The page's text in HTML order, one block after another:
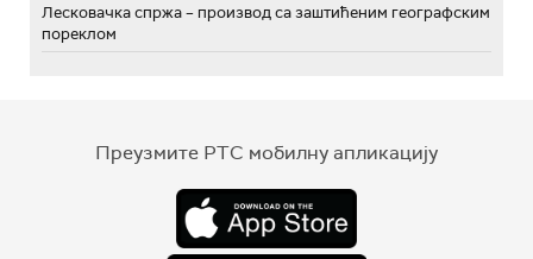
Лесковачка спржа – производ са заштићеним географским
пореклом
Преузмите РТС мобилну апликацију